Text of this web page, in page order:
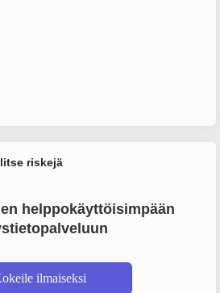
riskejä
helppokäyttöisimpään
ilmaiseksi